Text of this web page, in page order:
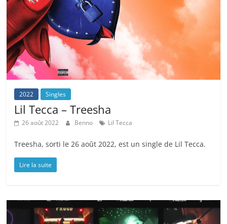
2022 Singles
Lil Tecca – Treesha
26 août 2022 Benno Lil Tecca
Treesha, sorti le 26 août 2022, est un single de Lil Tecca.
Lire la suite